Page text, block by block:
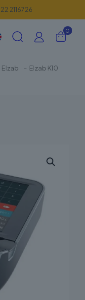
22 2116726
0
Elzab - Elzab K10